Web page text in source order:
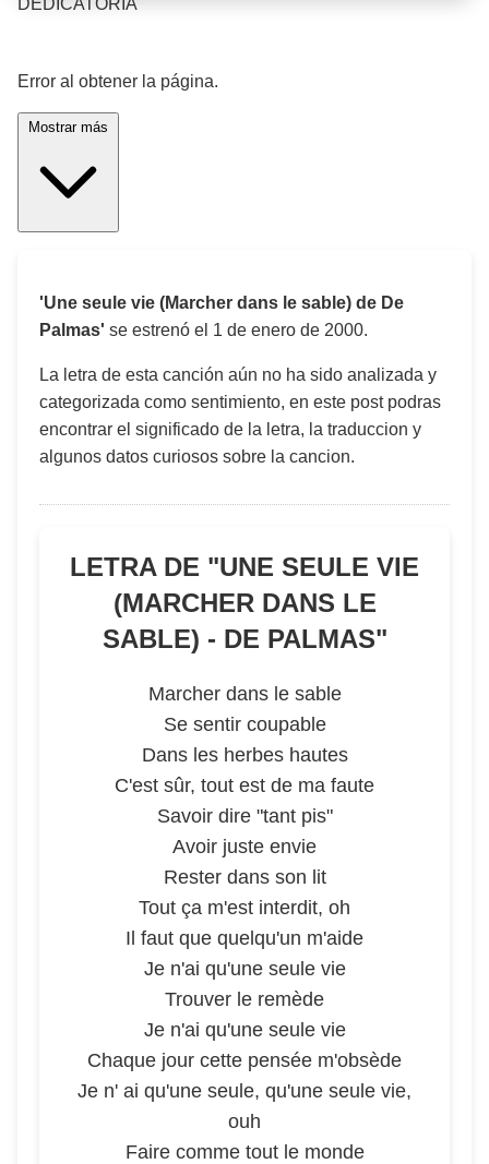
DEDICATORIA
Error al obtener la página.
'Une seule vie (Marcher dans le sable) de De
Palmas' se estrenó el 1 de enero de 2000.
La letra de esta canción aún no ha sido analizada y
categorizada como sentimiento, en este post podras
encontrar el significado de la letra, la traduccion y
algunos datos curiosos sobre la cancion.
LETRA DE "UNE SEULE VIE
(MARCHER DANS LE
SABLE) - DE PALMAS"
Marcher dans le sable
Se sentir coupable
Dans les herbes hautes
C'est sûr, tout est de ma faute
Savoir dire "tant pis"
Avoir juste envie
Rester dans son lit
Tout ça m'est interdit, oh
Il faut que quelqu'un m'aide
Je n'ai qu'une seule vie
Trouver le remède
Je n'ai qu'une seule vie
Chaque jour cette pensée m'obsède
Je n' ai qu'une seule, qu'une seule vie,
ouh
Faire comme tout le monde